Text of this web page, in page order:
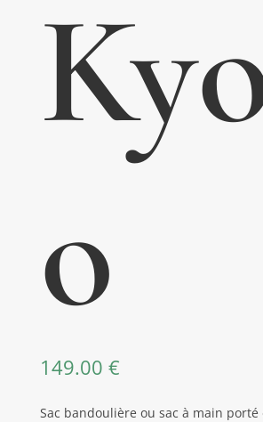
o
149.00 €
Sac bandoulière ou sac à main porté